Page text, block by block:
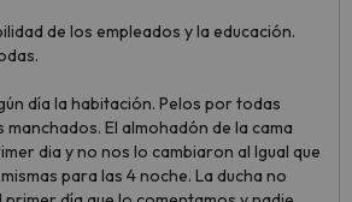
de los empleados y la educación.
día la habitación. Pelos por todas
El almohadón de la cama
dia y no nos lo cambiaron al Igual que
para las 4 noche. La ducha no